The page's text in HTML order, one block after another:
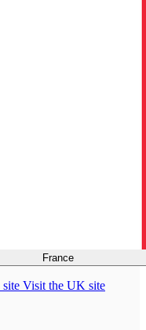
France
Visit the UK site